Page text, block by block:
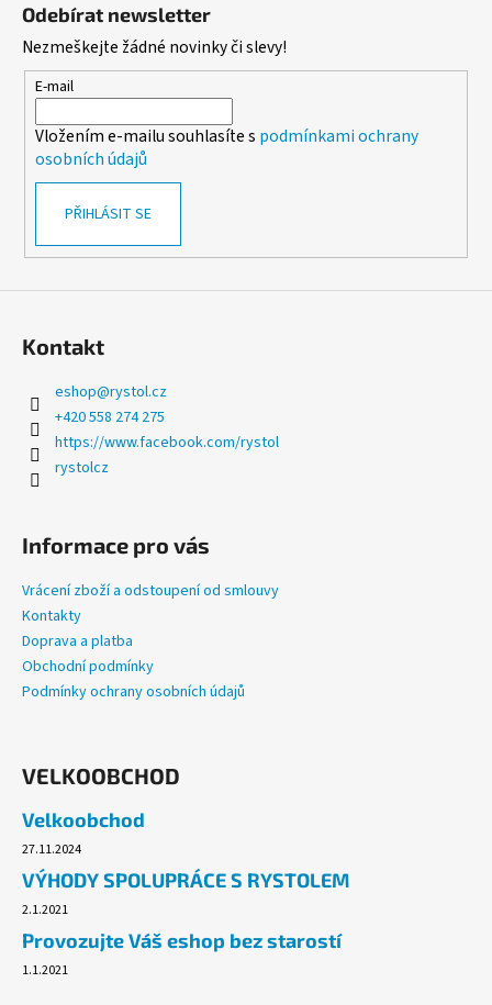
a
c
r
ý
p
Odebírat newsletter
Nezmeškejte žádné novinky či slevy!
E-mail
Vložením e-mailu souhlasíte s podmínkami ochrany
osobních údajů
PŘIHLÁSIT SE
Kontakt
eshop@rystol.cz
+420 558 274 275
https://www.facebook.com/rystol
rystolcz
Informace pro vás
Vrácení zboží a odstoupení od smlouvy
Kontakty
Doprava a platba
Obchodní podmínky
Podmínky ochrany osobních údajů
VELKOOBCHOD
Velkoobchod
27.11.2024
VÝHODY SPOLUPRÁCE S RYSTOLEM
2.1.2021
Provozujte Váš eshop bez starostí
1.1.2021